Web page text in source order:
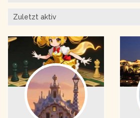
nach: